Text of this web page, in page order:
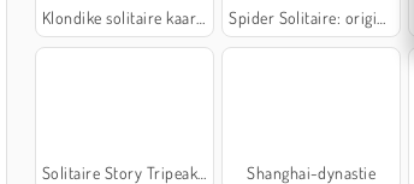
Klondike solitaire kaartspel Spider Solitaire: origineel
Solitaire Story Tripeaks 4 Shanghai-dynastie